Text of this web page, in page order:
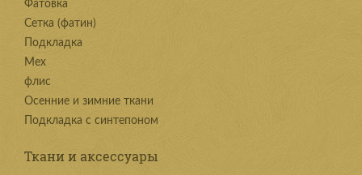
Фатовка
Сетка (фатин)
Подкладка
Мех
флис
Осенние и зимние ткани
Подкладка с синтепоном
Ткани и аксессуары